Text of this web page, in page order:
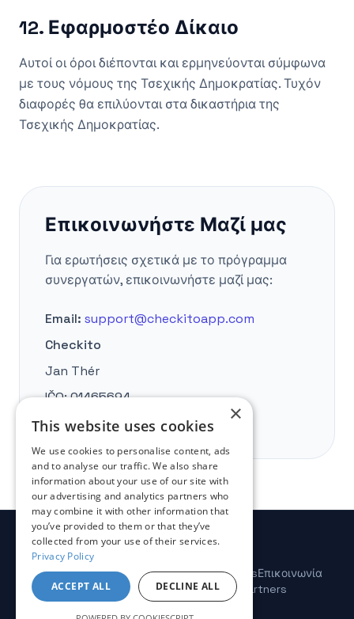
12. Εφαρμοστέο Δίκαιο
Αυτοί οι όροι διέπονται και ερμηνεύονται σύμφωνα
με τους νόμους της Τσεχικής Δημοκρατίας. Τυχόν
διαφορές θα επιλύονται στα δικαστήρια της
Τσεχικής Δημοκρατίας.
Επικοινωνήστε Μαζί μας
Για ερωτήσεις σχετικά με το πρόγραμμα
συνεργατών, επικοινωνήστε μαζί μας:
Email: support@checkitoapp.com
Checkito
Jan Thér
IČO:01465694
DIČ:CZ9010073479
ΔυνατότητεςΤιμολόγησηΚριτικέςBlogDocsΕπικοινωνία
Πολιτική ΑπορρήτουΌροι Χρήσης
Partners
© 2025 checkitoapp.com
×
This website uses cookies
We use cookies to personalise content, ads
and to analyse our traffic. We also share
information about your use of our site with
our advertising and analytics partners who
may combine it with other information that
you’ve provided to them or that they’ve
collected from your use of their services.
Privacy Policy
ACCEPT ALL DECLINE ALL